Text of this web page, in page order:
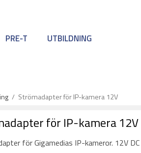
PRE-T UTBILDNING
/ Strömadapter för IP-kamera 12V
för IP-kamera 12V
för Gigamedias IP-kameror. 12V DC